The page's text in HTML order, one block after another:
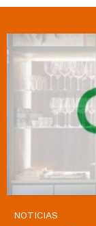
NOTICIAS